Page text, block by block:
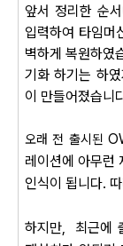
앞서 정리한 순
입력하여 타임
벽하게 복원하였
기화 하기는 하
이 만들어졌습니
오래 전 출시된
레이션에 아무런
인식이 됩니다.
하지만, 최근에